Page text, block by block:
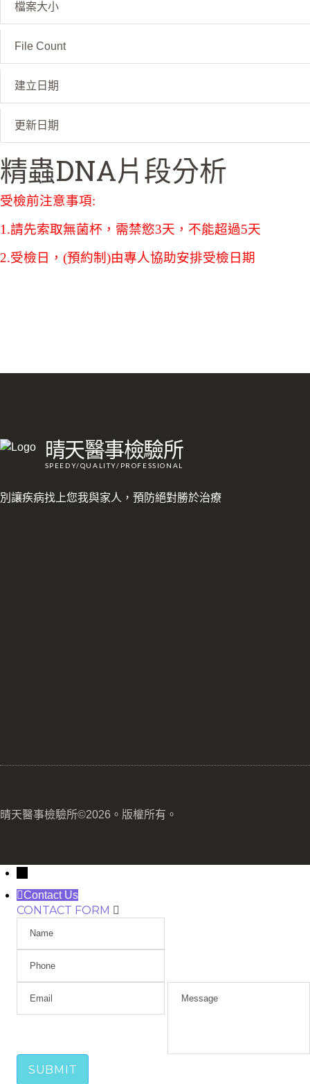
檔案大小
File Count
建立日期
更新日期
精蟲DNA片段分析
受檢前注意事項:
1.請先索取無菌杯，需禁慾3天，不能超過5天
2.受檢日，(預約制)由專人協助安排受檢日期
晴天醫事檢驗所
SPEEDY/QUALITY/PROFESSIONAL
別讓疾病找上您我與家人，預防絕對勝於治療
晴天醫事檢驗所©2026。版權所有。
Contact Us
CONTACT FORM